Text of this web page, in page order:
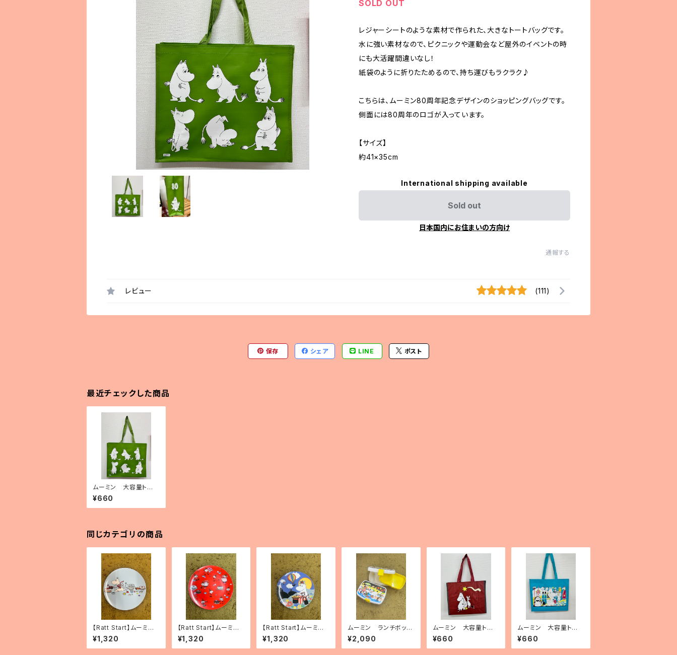
SOLD OUT
レジャーシートのような素材で作られた、大きなトートバッグです。
水に強い素材なので、ピクニックや運動会など屋外のイベントの時
にも大活躍間違いなし！
紙袋のように折りたためるので、持ち運びもラクラク♪
こちらは、ムーミン80周年記念デザインのショッピングバッグです。
側面には80周年のロゴが入っています。
【サイズ】
約41×35cm
International shipping available
Sold out
日本国内にお住まいの方向け
通報する
レビュー (111)
保存 シェア LINE ポスト
最近チェックした商品
ムーミン 大容量トート
バッグ（ポリプロピレン
製）「ムーミン80th」
¥660
同じカテゴリの商品
【Ratt Start】ムーミン
プレート 「Picknick」
¥1,320
【Ratt Start】ムーミン
プレート「リトルミィ」
¥1,320
【Ratt Start】ムーミン
プレート「Festivities」
¥1,320
ムーミン ランチボック
ス
¥2,090
ムーミン 大容量トート
バッグ（ポリプロピレン
製）「ムーミンと彗星」
¥660
ムーミン 大容量トート
バッグ（ポリプロピレン
製）「Moomin on cov
er」
¥660